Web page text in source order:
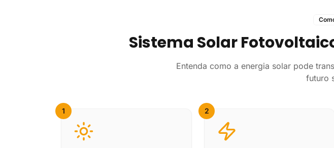
Sistema Solar
Entenda como a energia solar pode
futuro
1 2